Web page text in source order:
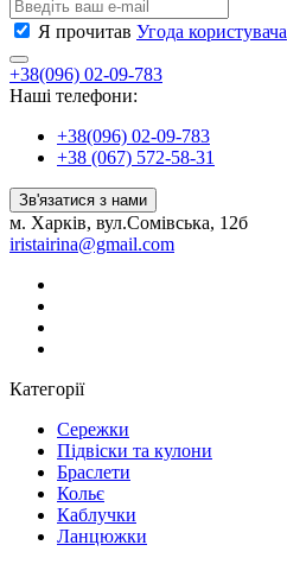
Я прочитав Угода користувача
+38(096) 02-09-783
Наші телефони:
+38(096) 02-09-783
+38 (067) 572-58-31
Зв'язатися з нами
м. Харків, вул.Сомівська, 12б
iristairina@gmail.com
Категорії
Сережки
Підвіски та кулони
Браслети
Кольє
Каблучки
Ланцюжки